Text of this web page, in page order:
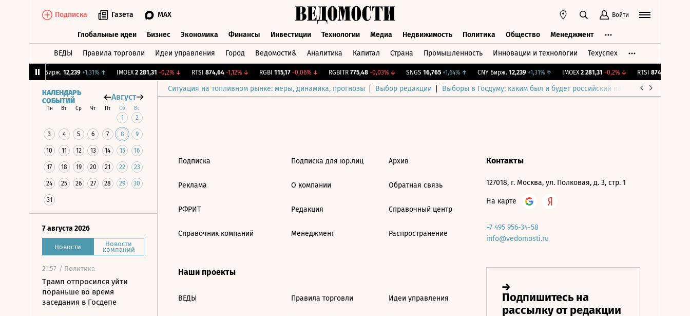
Подписка Газета MAX Войти
Глобальные идеи Бизнес Экономика Финансы Инвестиции Технологии Медиа Недвижимость Политика Общество Менеджмент
ВЕДЫ Правила торговли Идеи управления Город Ведомости& Аналитика Капитал Страна Промышленность Инновации и технологии Техуспех
CNY Бирж. 12,239 +1,31%↑ IMOEX 2 281,31 -0,2%↓ RTSI 874,64 -1,12%↓ RGBI 115,17 -0,06%↓ RGBITR 775,48 -0,03%↓ SNGS 16,765 +1,64%↑ CNY Бирж. 12,239 +1,31%↑ IMOEX 2 281,31 -0,2%↓ RTSI 874,64
Ситуация на топливном рынке: меры, динамика, прогнозы Выбор редакции Выборы в Госдуму: каким был и будет российский парламент
КАЛЕНДАРЬ
СОБЫТИЙ
Август
Пн Вт Ср Чт Пт Сб Вс
1 2
3 4 5 6 7 8 9
10 11 12 13 14 15 16
17 18 19 20 21 22 23
24 25 26 27 28 29 30
31
7 августа 2026
Новости Новости
компаний
21:57 / Политика
Трамп отпросился уйти
пораньше во время
заседания в Госдепе
Подписка
Реклама
РФРИТ
Справочник компаний
Подписка для юр.лиц
О компании
Редакция
Менеджмент
Архив
Обратная связь
Справочный центр
Распространение
Наши проекты
ВЕДЫ Правила торговли Идеи управления
Контакты
127018, г. Москва, ул. Полковая, д. 3, стр. 1
На карте
+7 495 956-34-58
info@vedomosti.ru